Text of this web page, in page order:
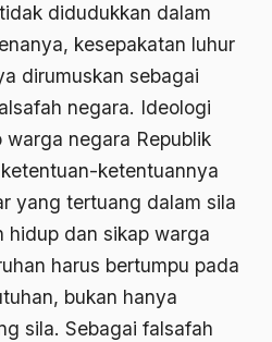
didudukkan dalam
kesepakatan luhur
dirumuskan sebagai
negara. Ideologi
negara Republik
ketentuannya
yang tertuang dalam sila
hidup dan sikap warga
harus bertumpu pada
bukan hanya
sila. Sebagai falsafah